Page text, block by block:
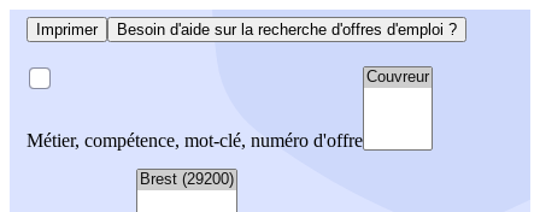
Imprimer Besoin d'aide sur la recherche d'offres d'emploi ?
Métier, compétence, mot-clé, numéro d'offre